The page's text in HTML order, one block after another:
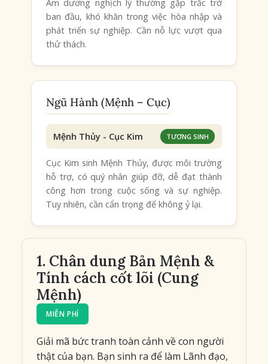
Âm dương nghịch lý thường gặp trắc trở
ban đầu, khó khăn trong việc hòa nhập và
phát triển sự nghiệp. Cần nỗ lực vượt qua
thử thách.
Ngũ Hành (Mệnh – Cục)
Mệnh Thủy - Cục Kim TƯƠNG SINH
Cục Kim sinh Mệnh Thủy, được môi trường
hỗ trợ, có quý nhân giúp đỡ, dễ đạt thành
công hơn trong cuộc sống và sự nghiệp.
Tuy nhiên, cần cẩn trọng để không ỷ lại.
1. Chân dung Bản Mệnh &
Tính cách cốt lõi (Cung
Mệnh)
MIỄN PHÍ
Giải mã bức tranh toàn cảnh về con người
thật của bạn. Bạn sinh ra để làm Lãnh đạo,